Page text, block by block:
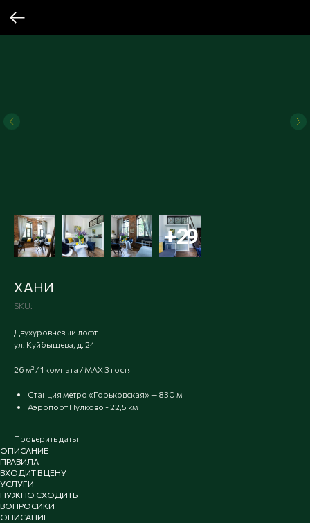
ХАНИ
SKU:
Двухуровневый лофт
ул. Куйбышева, д. 24
26 м² / 1 комната / MAX 3 гостя
Станция метро «Горьковская» — 830 м
Аэропорт Пулково - 22,5 км
Проверить даты
ОПИСАНИЕ
ПРАВИЛА
ВХОДИТ В ЦЕНУ
УСЛУГИ
НУЖНО СХОДИТЬ
ВОПРОСИКИ
ОПИСАНИЕ